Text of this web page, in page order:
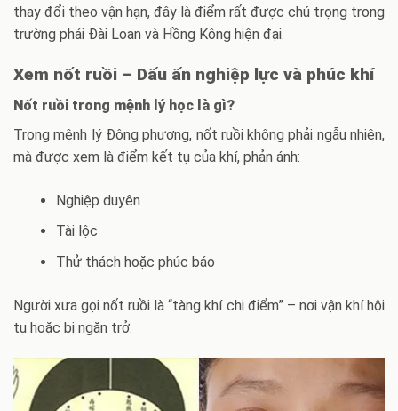
thay đổi theo vận hạn, đây là điểm rất được chú trọng trong
trường phái Đài Loan và Hồng Kông hiện đại.
Xem nốt ruồi – Dấu ấn nghiệp lực và phúc khí
Nốt ruồi trong mệnh lý học là gì?
Trong mệnh lý Đông phương, nốt ruồi không phải ngẫu nhiên,
mà được xem là điểm kết tụ của khí, phản ánh:
Nghiệp duyên
Tài lộc
Thử thách hoặc phúc báo
Người xưa gọi nốt ruồi là “tàng khí chi điểm” – nơi vận khí hội
tụ hoặc bị ngăn trở.